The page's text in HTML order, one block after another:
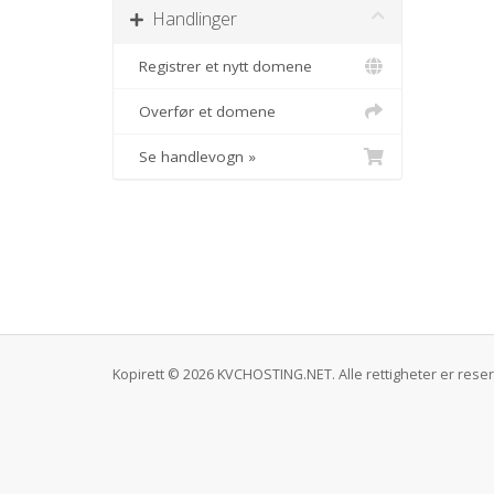
Handlinger
Registrer et nytt domene
Overfør et domene
Se handlevogn »
Kopirett © 2026 KVCHOSTING.NET. Alle rettigheter er